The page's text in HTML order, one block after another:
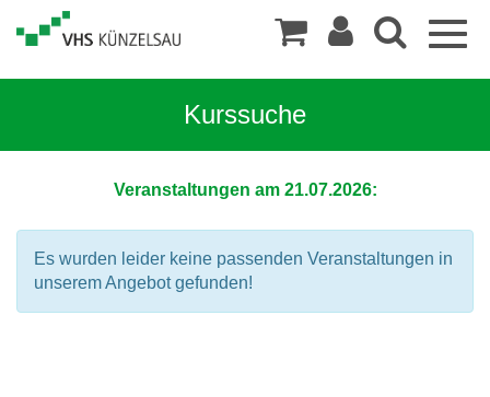
Kurssuche
Veranstaltungen am 21.07.2026:
Es wurden leider keine passenden Veranstaltungen in
unserem Angebot gefunden!